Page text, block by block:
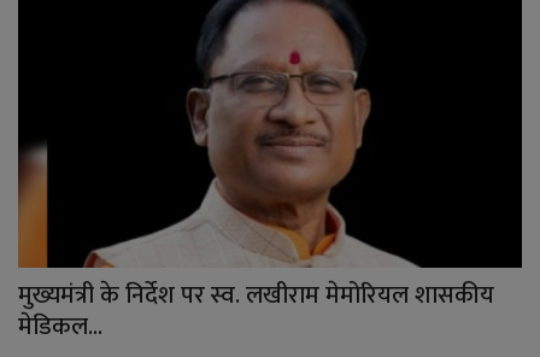
मुख्यमंत्री के निर्देश पर स्व. लखीराम मेमोरियल शासकीय
मेडिकल...